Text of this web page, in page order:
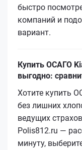
быстро
компаний и
вариант.
Купить ОСАГО
выгодно:
Хотите купить
без лишних
ведущих
Polis812.ru —
минуту,